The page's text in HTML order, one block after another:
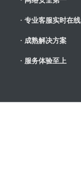
· 专业客服实时在线
· 成熟解决方案
· 服务体验至上